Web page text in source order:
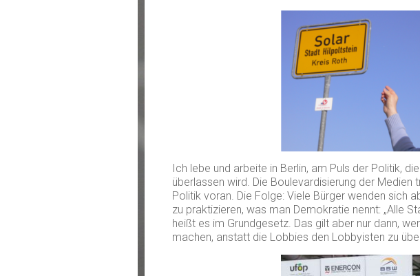
Ich lebe und arbeite in Berlin, am Puls der Politik,
überlassen wird. Die Boulevardisierung der
Politik voran. Die Folge: Viele Bürger wenden sich
zu praktizieren, was man Demokratie nennt: „Alle
heißt es im Grundgesetz. Das gilt aber nur dann,
machen, anstatt die Lobbies den Lobbyisten zu